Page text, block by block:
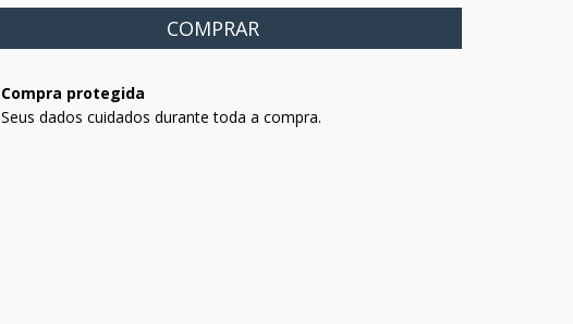
Compra protegida
Seus dados cuidados durante toda a compra.